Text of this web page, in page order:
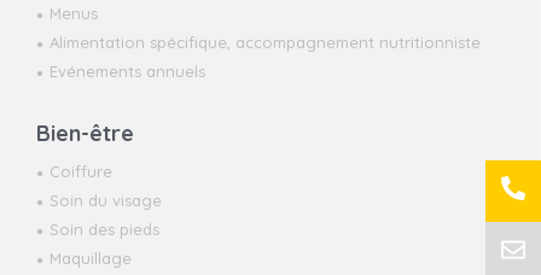
Menus
Alimentation spécifique, accompagnement nutritionniste
Evénements annuels
Bien-être
Coiffure
Soin du visage
Soin des pieds
Maquillage